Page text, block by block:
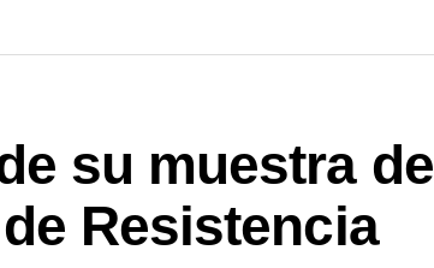
su muestra de
Resistencia